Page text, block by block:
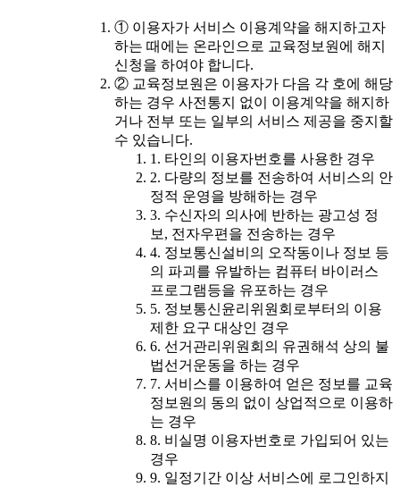
① 이용자가 서비스 이용계약을 해지하고자
하는 때에는 온라인으로 교육정보원에 해지
신청을 하여야 합니다.
② 교육정보원은 이용자가 다음 각 호에 해당
하는 경우 사전통지 없이 이용계약을 해지하
거나 전부 또는 일부의 서비스 제공을 중지할
수 있습니다.
1. 타인의 이용자번호를 사용한 경우
2. 다량의 정보를 전송하여 서비스의 안
정적 운영을 방해하는 경우
3. 수신자의 의사에 반하는 광고성 정
보, 전자우편을 전송하는 경우
4. 정보통신설비의 오작동이나 정보 등
의 파괴를 유발하는 컴퓨터 바이러스
프로그램등을 유포하는 경우
5. 정보통신윤리위원회로부터의 이용
제한 요구 대상인 경우
6. 선거관리위원회의 유권해석 상의 불
법선거운동을 하는 경우
7. 서비스를 이용하여 얻은 정보를 교육
정보원의 동의 없이 상업적으로 이용하
는 경우
8. 비실명 이용자번호로 가입되어 있는
경우
9. 일정기간 이상 서비스에 로그인하지